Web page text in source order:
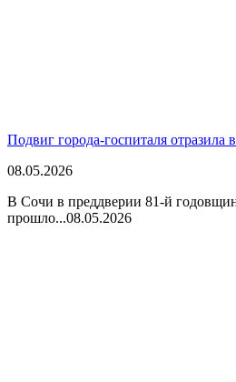
Подвиг города-госпиталя отразила
08.05.2026
В Сочи в преддверии 81-й
прошло...08.05.2026